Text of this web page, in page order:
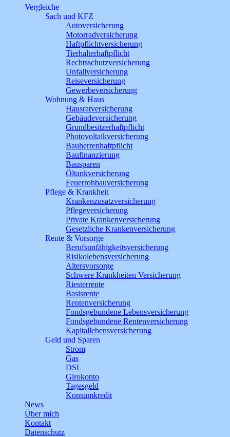
Vergleiche
Sach und KFZ
Autoversicherung
Motorradversicherung
Haftpflichtversicherung
Tierhalterhaftpflicht
Rechtsschutzversicherung
Unfallversicherung
Reiseversicherung
Gewerbeversicherung
Wohnung & Haus
Hausratversicherung
Gebäudeversicherung
Grundbesitzerhaftpflicht
Photovoltaikversicherung
Bauherrenhaftpflicht
Baufinanzierung
Bausparen
Öltankversicherung
Feuerrohbauversicherung
Pflege & Krankheit
Krankenzusatzversicherung
Pflegeversicherung
Private Krankenversicherung
Gesetzliche Krankenversicherung
Rente & Vorsorge
Berufs­unfähigkeitsversicherung
Risikolebensversicherung
Altersvorsorge
Schwere Krankheiten Versicherung
Riesterrente
Basisrente
Rentenversicherung
Fondsgebundene Lebensversicherung
Fondsgebundene Rentenversicherung
Kapitallebensversicherung
Geld und Sparen
Strom
Gas
DSL
Girokonto
Tagesgeld
Konsumkredit
News
Über mich
Kontakt
Datenschutz